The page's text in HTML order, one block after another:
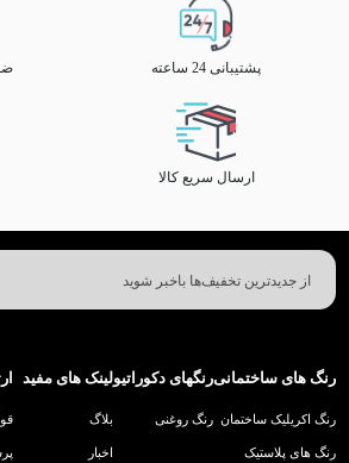
پشتیبانی 24 ساعته
ارسال سریع کالا
رنگ های ساختمانی
رنگ اکریلیک ساختمان
رنگ های پلاستیک
رنگهای دکوراتیو
رنگ روغنی
لینک های مفید
بلاگ
اخبار